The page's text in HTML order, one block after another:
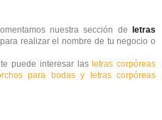
nuestra sección de
letras
realizar el nombre de tu negocio o
puede interesar las letras corpóreas
para bodasy
letras corpóreas